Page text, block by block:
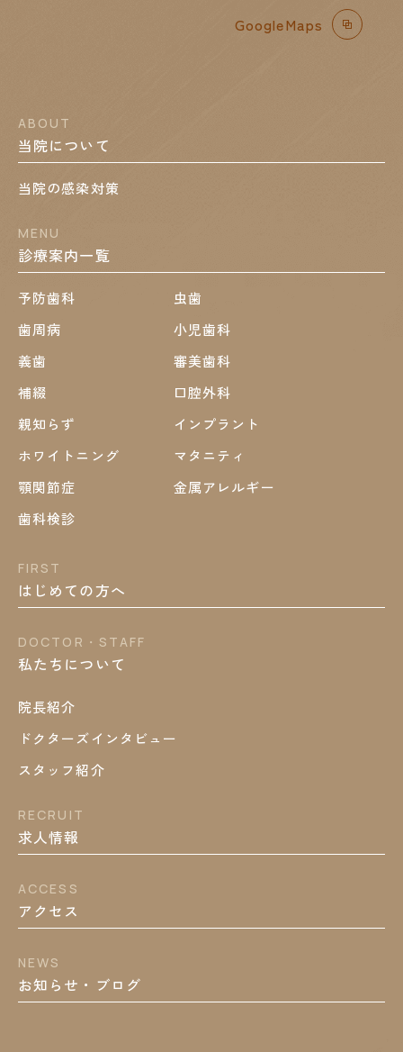
GoogleMaps
ABOUT
当院について
当院の感染対策
MENU
診療案内一覧
予防歯科
虫歯
歯周病
小児歯科
義歯
審美歯科
補綴
口腔外科
親知らず
インプラント
ホワイトニング
マタニティ
顎関節症
金属アレルギー
歯科検診
FIRST
はじめての方へ
DOCTOR・STAFF
私たちについて
院長紹介
ドクターズインタビュー
スタッフ紹介
RECRUIT
求人情報
ACCESS
アクセス
NEWS
お知らせ・ブログ